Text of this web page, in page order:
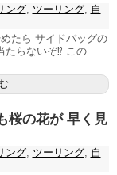
ング, ツーリング, 自
たら サイドバッグの
たらないぞ⁉ この
桜の花が 早く見
ング, ツーリング, 自